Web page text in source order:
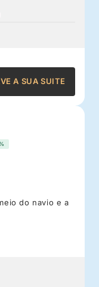
A SUA SUITE
do navio e a